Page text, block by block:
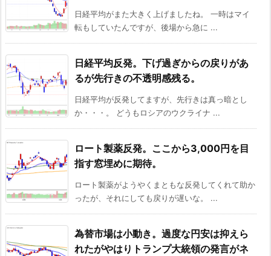
日経平均がまた大きく上げましたね。 一時はマイ
転もしていたんですが、後場から急に ...
日経平均反発。下げ過ぎからの戻りがあ
るが先行きの不透明感残る。
日経平均が反発してますが、先行きは真っ暗とし
か・・・。 どうもロシアのウクライナ ...
ロート製薬反発。ここから3,000円を目
指す窓埋めに期待。
ロート製薬がようやくまともな反発してくれて助か
ったが、それにしても戻りが遅いな。 ...
為替市場は小動き。過度な円安は抑えら
れたがやはりトランプ大統領の発言がネ